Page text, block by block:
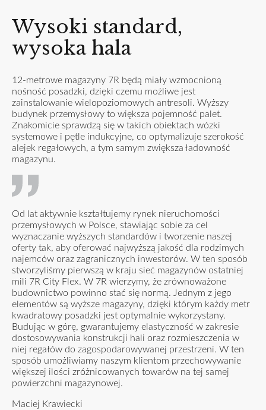
Wysoki standard,
wysoka hala
12-metrowe magazyny 7R będą miały wzmocnioną
nośność posadzki, dzięki czemu możliwe jest
zainstalowanie wielopoziomowych antresoli. Wyższy
budynek przemysłowy to większa pojemność palet.
Znakomicie sprawdzą się w takich obiektach wózki
systemowe i pętle indukcyjne, co optymalizuje szerokość
alejek regałowych, a tym samym zwiększa ładowność
magazynu.
Od lat aktywnie kształtujemy rynek nieruchomości
przemysłowych w Polsce, stawiając sobie za cel
wyznaczanie wyższych standardów i tworzenie naszej
oferty tak, aby oferować najwyższą jakość dla rodzimych
najemców oraz zagranicznych inwestorów. W ten sposób
stworzyliśmy pierwszą w kraju sieć magazynów ostatniej
mili 7R City Flex. W 7R wierzymy, że zrównoważone
budownictwo powinno stać się normą. Jednym z jego
elementów są wyższe magazyny, dzięki którym każdy metr
kwadratowy posadzki jest optymalnie wykorzystany.
Budując w górę, gwarantujemy elastyczność w zakresie
dostosowywania konstrukcji hali oraz rozmieszczenia w
niej regałów do zagospodarowywanej przestrzeni. W ten
sposób umożliwiamy naszym klientom przechowywanie
większej ilości zróżnicowanych towarów na tej samej
powierzchni magazynowej.
Maciej Krawiecki